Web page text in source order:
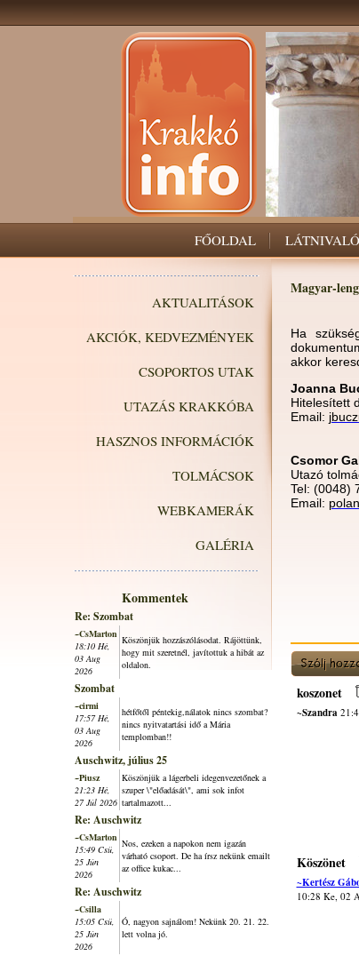
FŐOLDAL
AKTUALITÁSOK
AKCIÓK, KEDVEZMÉNYEK
CSOPORTOS UTAK
UTAZÁS KRAKKÓBA
HASZNOS INFORMÁCIÓK
TOLMÁCSOK
WEBKAMERÁK
GALÉRIA
Kommentek
Re: Szombat
~CsMarton
18:10 Hé,
03 Aug
2026
Köszönjük hozzászólásodat. Rájöttünk,
hogy mit szeretnél, javítottuk a hibát az
oldalon.
Szombat
~cirmi
17:57 Hé,
03 Aug
2026
hétfőtől péntekig,nálatok nincs szombat?
nincs nyitvatartási idő a Mária
templomban!!
Auschwitz, július 25
~Piusz
21:23 Hé,
27 Júl 2026
Köszönjük a lágerbeli idegenvezetőnek a
szuper \"előadását\", ami sok infot
tartalmazott...
Re: Auschwitz
~CsMarton
15:49 Csü,
25 Jún
2026
Nos, ezeken a napokon nem igazán
várható csoport. De ha írsz nekünk emailt
az office kukac...
Re: Auschwitz
~Csilla
15:05 Csü,
25 Jún
2026
Ó, nagyon sajnálom! Nekünk 20. 21. 22.
lett volna jó.
Magyar-
Ha
akkor
Joanna
Hitelesített
Email:
Csomor
Utazó
Tel: (0048)
Email:
koszonet
~Szandra
Köszönet
~Kertész
10:28 Ke, 02